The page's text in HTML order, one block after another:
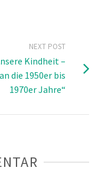
NEXT POST
Kindheit –
die 1950er bis
1970er Jahre“